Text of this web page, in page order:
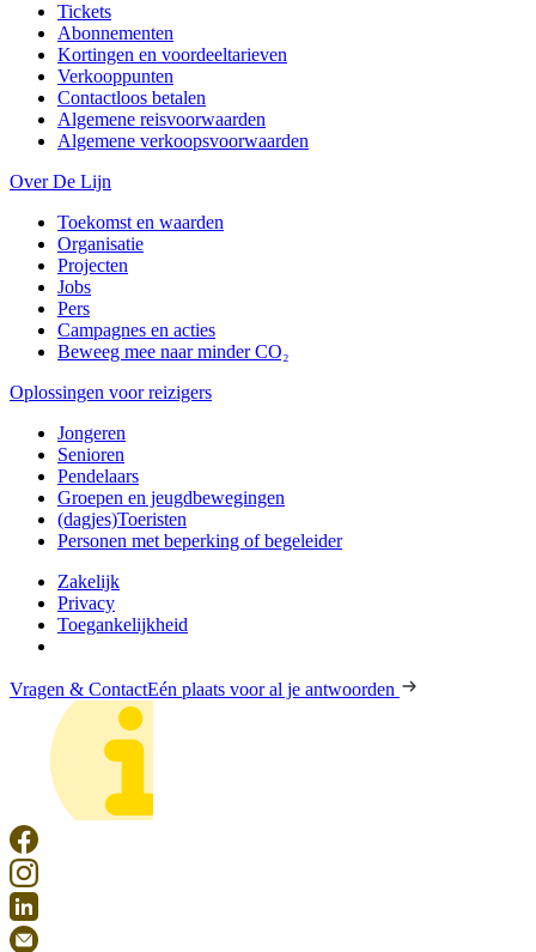
Tickets
Abonnementen
Kortingen en voordeeltarieven
Verkooppunten
Contactloos betalen
Algemene reisvoorwaarden
Algemene verkoopsvoorwaarden
Over De Lijn
Toekomst en waarden
Organisatie
Projecten
Jobs
Pers
Campagnes en acties
Beweeg mee naar minder CO₂
Oplossingen voor reizigers
Jongeren
Senioren
Pendelaars
Groepen en jeugdbewegingen
(dagjes)Toeristen
Personen met beperking of begeleider
Zakelijk
Privacy
Toegankelijkheid
Vragen & ContactEén plaats voor al je antwoorden